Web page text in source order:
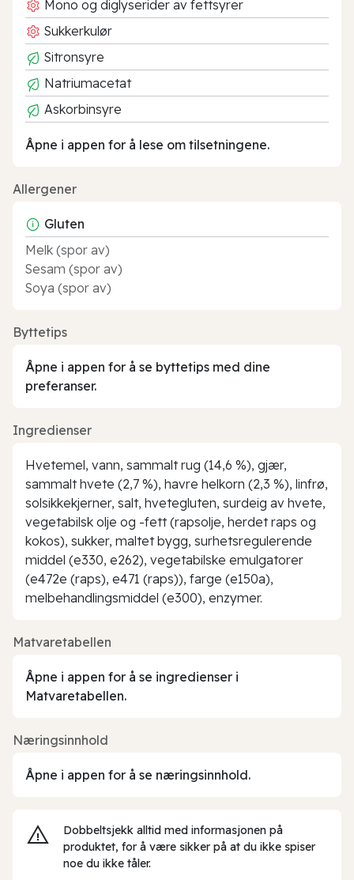
Mono og diglyserider av fettsyrer
Sukkerkulør
Sitronsyre
Natriumacetat
Askorbinsyre
Åpne i appen for å lese om tilsetningene.
Allergener
Gluten
Melk (spor av)
Sesam (spor av)
Soya (spor av)
Byttetips
Åpne i appen for å se byttetips med dine
preferanser.
Ingredienser
Hvetemel, vann, sammalt rug (14,6 %), gjær,
sammalt hvete (2,7 %), havre helkorn (2,3 %), linfrø,
solsikkekjerner, salt, hvetegluten, surdeig av hvete,
vegetabilsk olje og -fett (rapsolje, herdet raps og
kokos), sukker, maltet bygg, surhetsregulerende
middel (e330, e262), vegetabilske emulgatorer
(e472e (raps), e471 (raps)), farge (e150a),
melbehandlingsmiddel (e300), enzymer.
Matvaretabellen
Åpne i appen for å se ingredienser i
Matvaretabellen.
Næringsinnhold
Åpne i appen for å se næringsinnhold.
Dobbeltsjekk alltid med informasjonen på
produktet, for å være sikker på at du ikke spiser
noe du ikke tåler.